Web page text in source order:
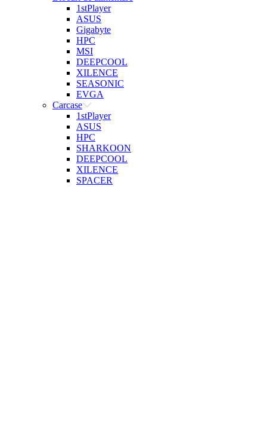
1stPlayer
ASUS
Gigabyte
HPC
MSI
DEEPCOOL
XILENCE
SEASONIC
EVGA
Carcase
1stPlayer
ASUS
HPC
SHARKOON
DEEPCOOL
XILENCE
SPACER